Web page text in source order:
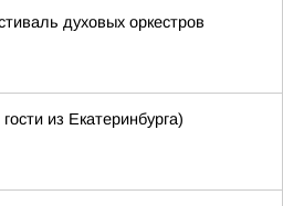
духовых оркестров
из Екатеринбурга)